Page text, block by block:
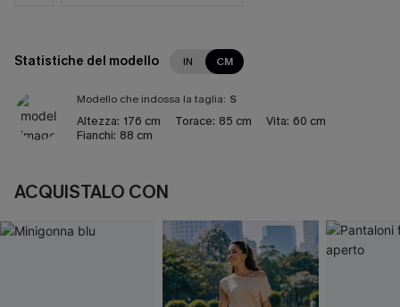
Statistiche del modello IN CM
Modello che indossa la taglia: S
Altezza: 176 cm Torace: 85 cm Vita: 60 cm
Fianchi: 88 cm
ACQUISTALO CON